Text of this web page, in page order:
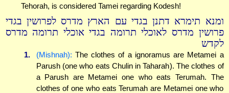
Tehorah, is considered Tamei regarding Kodesh!
ומנא תימרא דתנן בגדי עם הארץ מדרס לפרושין בגדי
פרושין מדרס לאוכלי תרומה בגדי אוכלי תרומה מדרס
לקדש
1. (Mishnah): The clothes of a ignoramus are Metamei a
Parush (one who eats Chulin in Taharah). The clothes of
a Parush are Metamei one who eats Terumah. The
clothes of one who eats Terumah are Metamei one who